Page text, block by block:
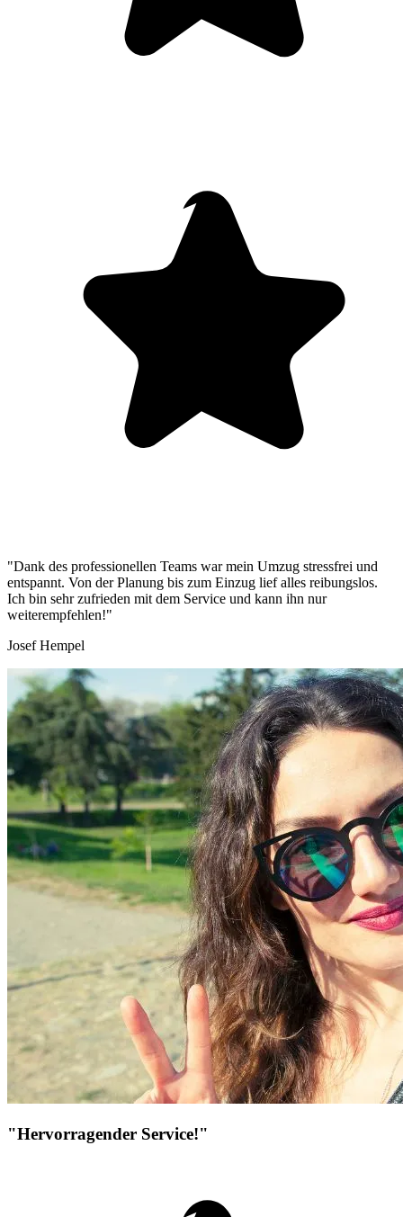
"Dank des professionellen Teams war mein Umzug stressfrei und
entspannt. Von der Planung bis zum Einzug lief alles reibungslos.
Ich bin sehr zufrieden mit dem Service und kann ihn nur
weiterempfehlen!"
Josef Hempel
"Hervorragender Service!"